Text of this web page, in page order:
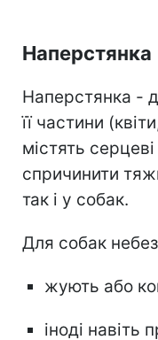
Наперстянка
Наперстянка -
її частини
містять
спричинити
так і у собак.
Для собак
жують або
іноді навіть